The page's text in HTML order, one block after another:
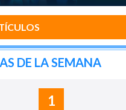
DE LA SEMANA
1